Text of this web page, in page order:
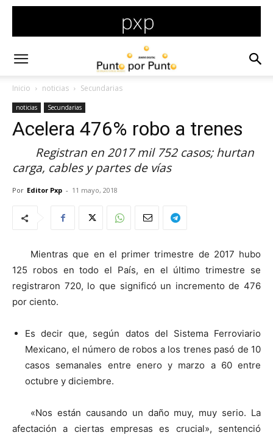
Inicio noticias Secundarias
noticias Secundarias
Acelera 476% robo a trenes
Registran en 2017 mil 752 casos; hurtan
carga, cables y partes de vías
Por Editor Pxp - 11 mayo, 2018
Mientras que en el primer trimestre de 2017 hubo
125 robos en todo el País, en el último trimestre se
registraron 720, lo que significó un incremento de 476
por ciento.
Es decir que, según datos del Sistema Ferroviario
Mexicano, el número de robos a los trenes pasó de 10
casos semanales entre enero y marzo a 60 entre
octubre y diciembre.
«Nos están causando un daño muy, muy serio. La
afectación a ciertas empresas es crucial», sentenció